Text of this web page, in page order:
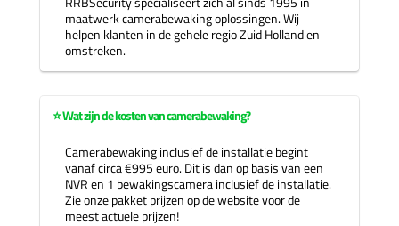
maatwerk camerabewaking oplossingen. Wij
helpen klanten in de gehele regio Zuid Holland en
omstreken.
⭐ Wat zijn de kosten van camerabewaking?
Camerabewaking inclusief de installatie begint
vanaf circa €995 euro. Dit is dan op basis van een
NVR en 1 bewakingscamera inclusief de installatie.
Zie onze pakket prijzen op de website voor de
meest actuele prijzen!